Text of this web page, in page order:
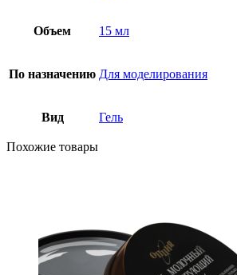
Объем 15 мл
По назначению Для моделирования
Вид Гель
Похожие товары